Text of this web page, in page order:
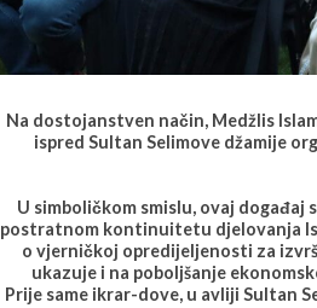
Na dostojanstven način, Medžlis
ispred Sultan Selimove džamije
U simboličkom smislu, ovaj događaj
postratnom kontinuitetu djelovanja
o vjerničkoj opredijeljenosti za
ukazuje i na poboljšanje
Prije same ikrar-dove, u avliji Sultan